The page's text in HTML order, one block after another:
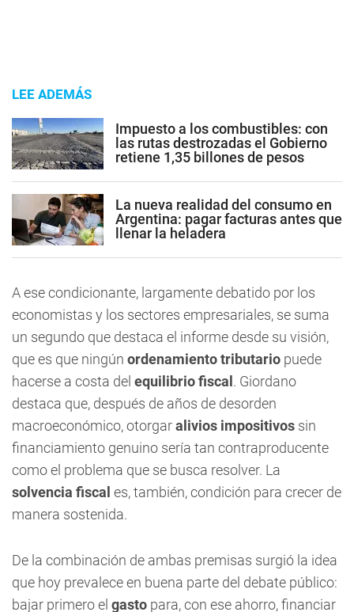
LEE ADEMÁS
Impuesto a los combustibles: con
las rutas destrozadas el Gobierno
retiene 1,35 billones de pesos
La nueva realidad del consumo en
Argentina: pagar facturas antes que
llenar la heladera
A ese condicionante, largamente debatido por los
economistas y los sectores empresariales, se suma
un segundo que destaca el informe desde su visión,
que es que ningún ordenamiento tributario puede
hacerse a costa del equilibrio fiscal. Giordano
destaca que, después de años de desorden
macroeconómico, otorgaralivios impositivos sin
financiamiento genuino sería tan contraproducente
como el problema que se busca resolver. La
solvencia fiscal es, también, condición para crecer de
manera sostenida.
De la combinación de ambas premisas surgió la idea
que hoy prevalece en buena parte del debate público:
bajar primero el gasto para, con ese ahorro, financiar